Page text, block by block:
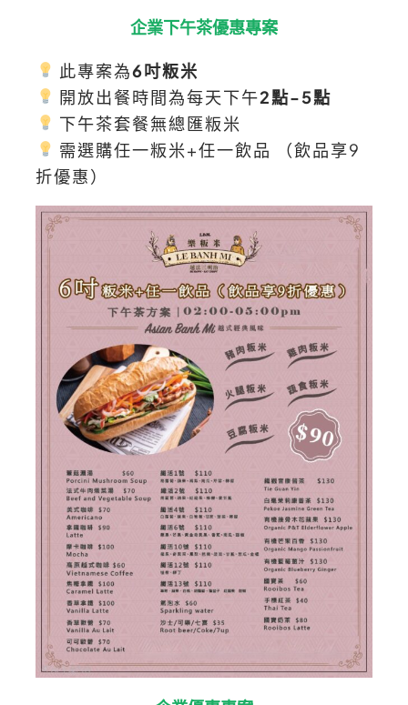
企業下午茶優惠專案
此專案為6吋粄米
開放出餐時間為每天下午2點-5點
下午茶套餐無總匯粄米
需選購任一粄米+任一飲品 （飲品享9
折優惠）